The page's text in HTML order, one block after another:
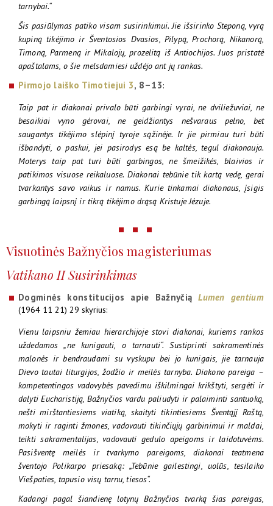
tarnybai.“
Šis pasiūlymas patiko visam susirinkimui. Jie išsirinko Steponą, vyrą
kupiną tikėjimo ir Šventosios Dvasios, Pilypą, Prochorą, Nikanorą,
Timoną, Parmeną ir Mikalojų, prozelitą iš Antiochijos. Juos pristatė
apaštalams, o šie melsdamiesi uždėjo ant jų rankas.
Pirmojo laiško Timotiejui 3, 8–13:
Taip pat ir diakonai privalo būti garbingi vyrai, ne dviliežuviai, ne
besaikiai vyno gėrovai, ne geidžiantys nešvaraus pelno, bet
saugantys tikėjimo slėpinį tyroje sąžinėje. Ir jie pirmiau turi būti
išbandyti, o paskui, jei pasirodys esą be kaltės, tegul diakonauja.
Moterys taip pat turi būti garbingos, ne šmeižikės, blaivios ir
patikimos visuose reikaluose. Diakonai tebūnie tik kartą vedę, gerai
tvarkantys savo vaikus ir namus. Kurie tinkamai diakonaus, įsigis
garbingą laipsnį ir tikrą tikėjimo drąsą Kristuje Jėzuje.
Visuotinės Bažnyčios magisteriumas
Vatikano II Susirinkimas
Dogminės konstitucijos apie BažnyčiąLumen gentium
(1964 11 21) 29 skyrius:
Vienu laipsniu žemiau hierarchijoje stovi diakonai, kuriems rankos
uždedamos „ne kunigauti, o tarnauti“. Sustiprinti sakramentinės
malonės ir bendraudami su vyskupu bei jo kunigais, jie tarnauja
Dievo tautai liturgijos, žodžio ir meilės tarnyba. Diakono pareiga –
kompetentingos vadovybės pavedimu iškilmingai krikštyti, sergėti ir
dalyti Eucharistiją, Bažnyčios vardu paliudyti ir palaiminti santuoką,
nešti mirštantiesiems viatiką, skaityti tikintiesiems Šventąjį Raštą,
mokyti ir raginti žmones, vadovauti tikinčiųjų garbinimui ir maldai,
teikti sakramentalijas, vadovauti gedulo apeigoms ir laidotuvėms.
Pasišventę meilės ir tvarkymo pareigoms, diakonai teatmena
šventojo Polikarpo priesaką: „Tebūnie gailestingi, uolūs, tesilaiko
Viešpaties, tapusio visų tarnu, tiesos“.
Kadangi pagal šiandienę lotynų Bažnyčios tvarką šias pareigas,